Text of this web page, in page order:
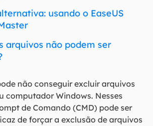
usando o EaseUS
arquivos não podem ser
não conseguir excluir arquivos
computador Windows. Nesses
de Comando (CMD) pode ser
de forçar a exclusão de arquivos